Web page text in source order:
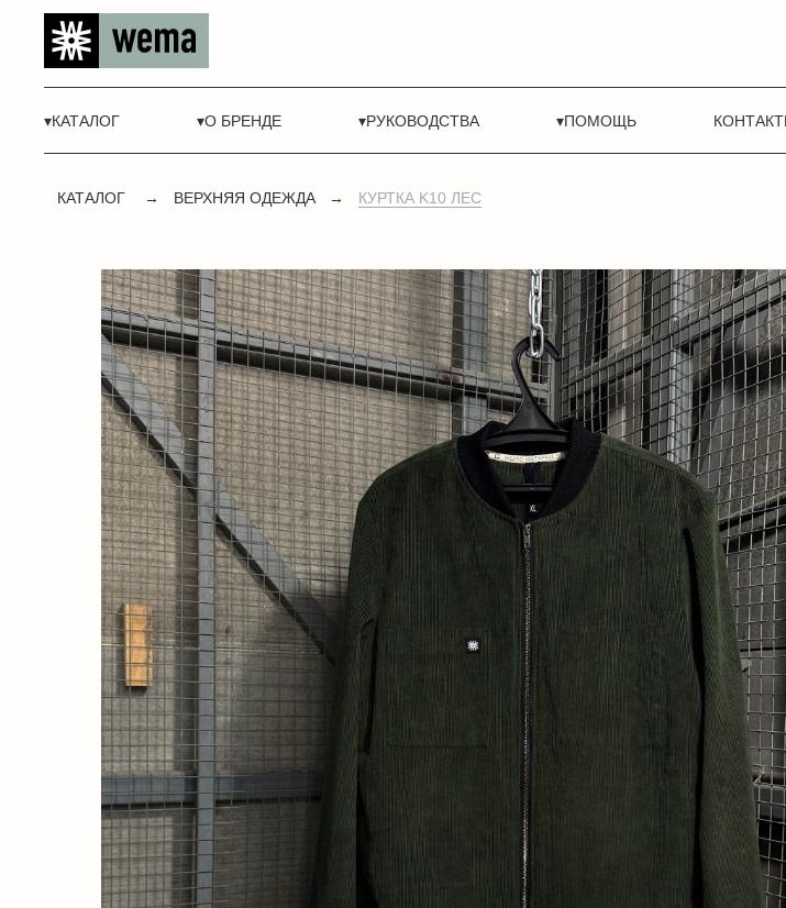
▾КАТАЛОГ ▾О БРЕНДЕ ▾РУКОВОДСТВА ▾ПОМОЩЬ
КАТАЛОГ ВЕРХНЯЯ ОДЕЖДА КУРТКА K10 ЛЕС
→ →